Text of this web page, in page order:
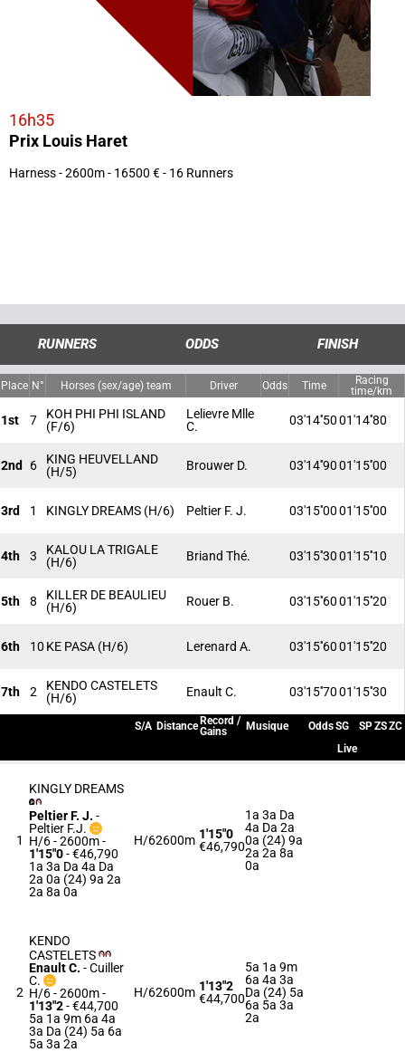
16h35
Prix Louis Haret
Harness - 2600m - 16500 € - 16 Runners
RUNNERS ODDS FINISH
Place N° Horses (sex/age) team Driver Odds Time
Racing
time/km
1st 7
KOH PHI PHI ISLAND
(F/6)
Lelievre Mlle
C.
03'14''5001'14''80
2nd 6
KING HEUVELLAND
(H/5)
Brouwer D. 03'14''9001'15''00
3rd 1 KINGLY DREAMS (H/6) Peltier F. J. 03'15''0001'15''00
4th 3
KALOU LA TRIGALE
(H/6)
Briand Thé. 03'15''3001'15''10
5th 8
KILLER DE BEAULIEU
(H/6)
Rouer B. 03'15''6001'15''20
6th 10 KE PASA (H/6) Lerenard A. 03'15''6001'15''20
7th 2
KENDO CASTELETS
(H/6)
Enault C. 03'15''7001'15''30
S/A Distance Record /
Gains
Musique OddsSG SPZSZC
Live
1
KINGLY DREAMS
Peltier F. J. -
Peltier F.J.
H/6 - 2600m-
1'15"0- €46,790
1a 3a Da 4a Da
2a 0a (24) 9a 2a
2a 8a 0a
H/62600m 1'15"0
€46,790
1a 3a Da
4a Da 2a
0a (24) 9a
2a 2a 8a
0a
2
KENDO
CASTELETS
Enault C. -Cuiller
C.
H/6 - 2600m-
1'13"2- €44,700
5a 1a 9m 6a 4a
3a Da (24) 5a 6a
5a 3a 2a
H/62600m 1'13"2
€44,700
5a 1a 9m
6a 4a 3a
Da (24) 5a
6a 5a 3a
2a